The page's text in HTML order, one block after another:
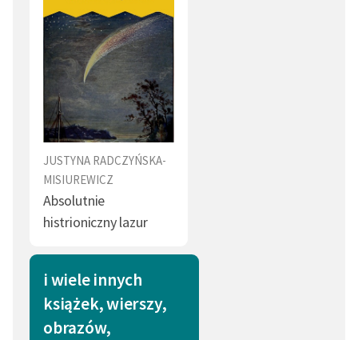
JUSTYNA RADCZYŃSKA-
MISIUREWICZ
Absolutnie
histrioniczny lazur
i wiele innych
książek, wierszy,
obrazów,